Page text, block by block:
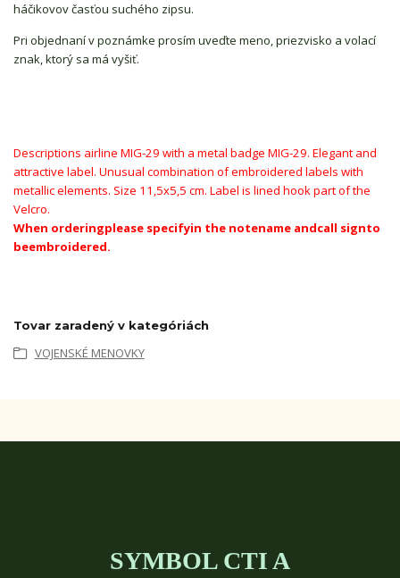
háčikovov časťou suchého zipsu.
Pri objednaní v poznámke prosím uveďte meno, priezvisko a volací
znak, ktorý sa má vyšiť.
Descriptions airline MIG-29 with a metal badge MIG-29. Elegant and
attractive label. Unusual combination of embroidered labels with
metallic elements. Size 11,5x5,5 cm. Label is lined hook part of the
Velcro.
When orderingplease specifyin the notename andcall signto
beembroidered.
Tovar zaradený v kategóriách
VOJENSKÉ MENOVKY
SYMBOL CTI A